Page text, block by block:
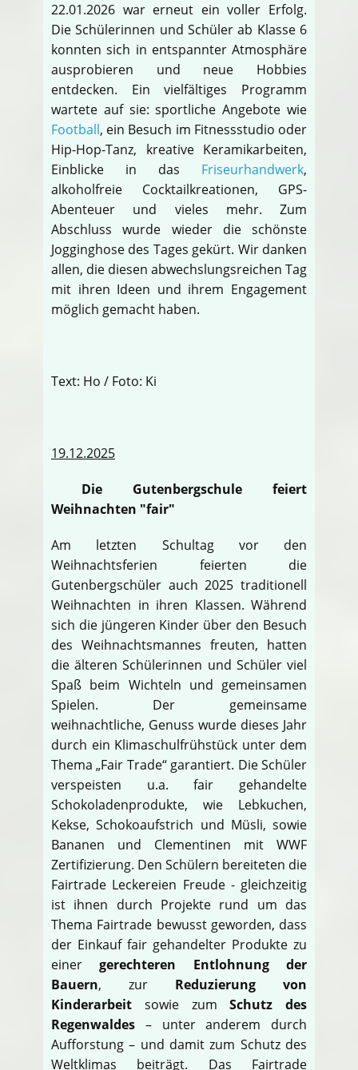
22.01.2026 war erneut ein voller Erfolg.
Die Schülerinnen und Schüler ab Klasse 6
konnten sich in entspannter Atmosphäre
ausprobieren und neue Hobbies
entdecken. Ein vielfältiges Programm
wartete auf sie: sportliche Angebote wie
Football, ein Besuch im Fitnessstudio oder
Hip-Hop-Tanz, kreative Keramikarbeiten,
Einblicke in das Friseurhandwerk,
alkoholfreie Cocktailkreationen, GPS-
Abenteuer und vieles mehr. Zum
Abschluss wurde wieder die schönste
Jogginghose des Tages gekürt. Wir danken
allen, die diesen abwechslungsreichen Tag
mit ihren Ideen und ihrem Engagement
möglich gemacht haben.
Text: Ho / Foto: Ki
19.12.2025
Die Gutenbergschule feiert
Weihnachten "fair"
Am letzten Schultag vor den
Weihnachtsferien feierten die
Gutenbergschüler auch 2025 traditionell
Weihnachten in ihren Klassen. Während
sich die jüngeren Kinder über den Besuch
des Weihnachtsmannes freuten, hatten
die älteren Schülerinnen und Schüler viel
Spaß beim Wichteln und gemeinsamen
Spielen. Der gemeinsame
weihnachtliche, Genuss wurde dieses Jahr
durch ein Klimaschulfrühstück unter dem
Thema „Fair Trade“ garantiert. Die Schüler
verspeisten u.a. fair gehandelte
Schokoladenprodukte, wie Lebkuchen,
Kekse, Schokoaufstrich und Müsli, sowie
Bananen und Clementinen mit WWF
Zertifizierung. Den Schülern bereiteten die
Fairtrade Leckereien Freude - gleichzeitig
ist ihnen durch Projekte rund um das
Thema Fairtrade bewusst geworden, dass
der Einkauf fair gehandelter Produkte zu
einergerechteren Entlohnung der
Bauern, zur Reduzierung von
Kinderarbeit sowie zumSchutz des
Regenwaldes – unter anderem durch
Aufforstung – und damit zum Schutz des
Weltklimas beiträgt. Das Fairtrade